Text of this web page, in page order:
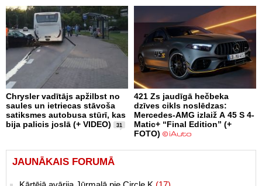
Chrysler vadītājs apžilbst no
saules un ietriecas stāvoša
satiksmes autobusa stūrī, kas
bija palicis joslā (+ VIDEO)
31
421 Zs jaudīgā hečbeka
dzīves cikls noslēdzas:
Mercedes-AMG izlaiž A 45 S 4-
Matic+ “Final Edition” (+
FOTO)
JAUNĀKAIS FORUMĀ